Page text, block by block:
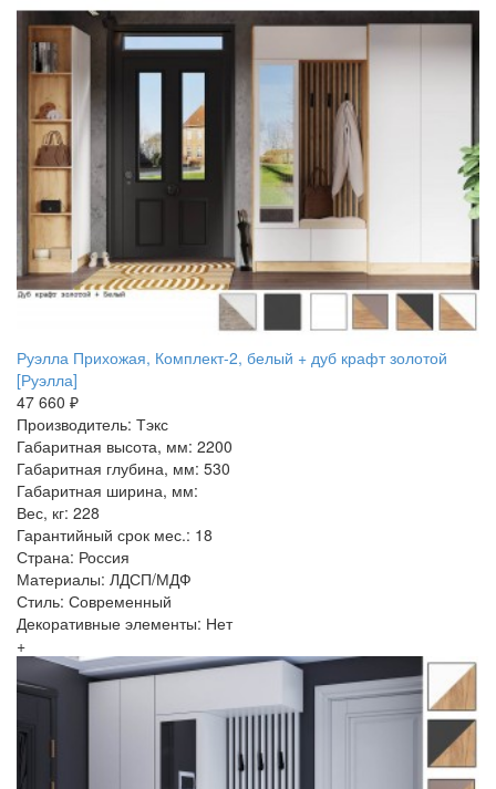
Руэлла Прихожая, Комплект-2, белый + дуб крафт золотой
[Руэлла]
47 660 ₽
Производитель: Тэкс
Габаритная высота, мм: 2200
Габаритная глубина, мм: 530
Габаритная ширина, мм:
Вес, кг: 228
Гарантийный срок мес.: 18
Страна: Россия
Материалы: ЛДСП/МДФ
Стиль: Современный
Декоративные элементы: Нет
+